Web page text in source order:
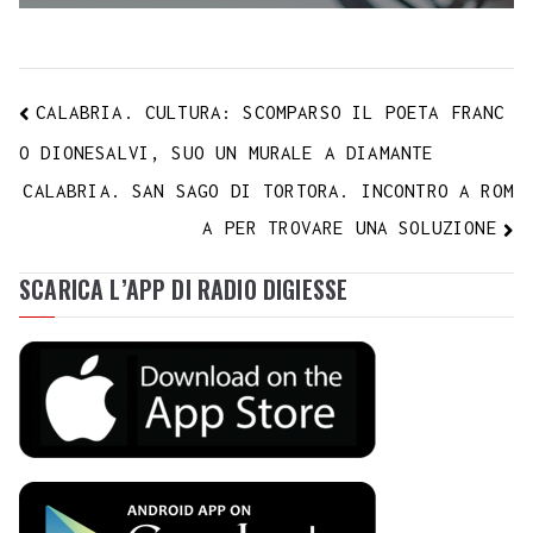
CALABRIA. CULTURA: SCOMPARSO IL POETA FRANC
O DIONESALVI, SUO UN MURALE A DIAMANTE
CALABRIA. SAN SAGO DI TORTORA. INCONTRO A ROM
A PER TROVARE UNA SOLUZIONE
SCARICA L’APP DI RADIO DIGIESSE